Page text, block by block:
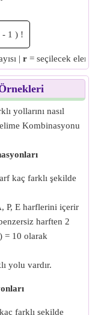
- 1 ) !
| r = seçilecek eleman
yollarını nasıl
Kombinasyonu
kaç farklı şekilde
P, E harflerini içerir
harften 2
= 10 olarak
yolu vardır.
farklı şekilde